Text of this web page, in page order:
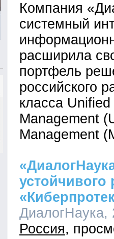
Компания
системный
расширила
портфель
российского
класса
Management
Management
устойчивого
ДиалогНаука,
Россия